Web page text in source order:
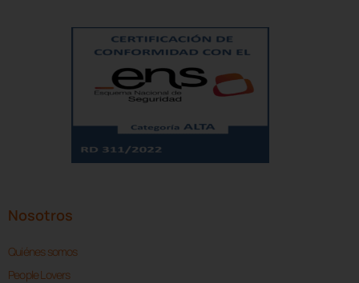
Nosotros
Quiénes somos
People Lovers